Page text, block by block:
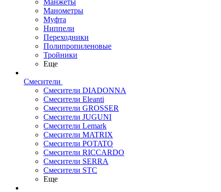
Манжеты
Манометры
Муфта
Ниппели
Переходники
Полипропиленовые
Тройники
Еще
Смесители
Смесители DIADONNA
Смесители Eleanti
Смесители GROSSER
Смесители JUGUNI
Смесители Lemark
Смесители MATRIX
Смесители POTATO
Смесители RICCARDO
Смесители SERRA
Смесители STC
Еще